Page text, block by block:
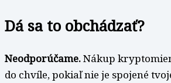
Dá sa to obchádzať?
Neodporúčame.Nákup
do chvíle, pokiaľ nie je spojené